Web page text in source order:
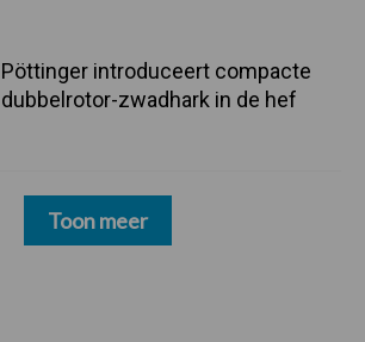
Pöttinger introduceert compacte
dubbelrotor-zwadhark in de hef
Toon meer